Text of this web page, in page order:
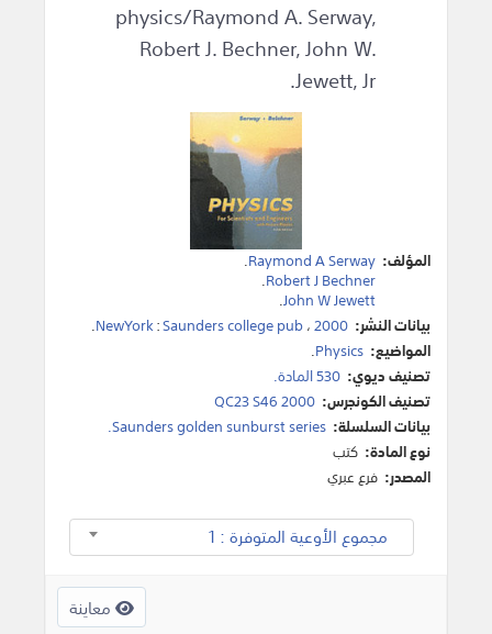
physics/Raymond A. Serway,
Robert J. Bechner, John W.
Jewett, Jr.
المؤلف: Raymond A Serway
.
Robert J Bechner
.
John W Jewett
.
بيانات النشر:
NewYork:Saunders college pub،2000
.
المواضيع: Physics
.
تصنيف ديوي: 530 المادة.
تصنيف الكونجرس: QC23 S46 2000
بيانات السلسلة: Saunders golden sunburst series.
نوع المادة: كتب
المصدر: فرع عبري
مجموع الأوعية المتوفرة : 1
معاينة